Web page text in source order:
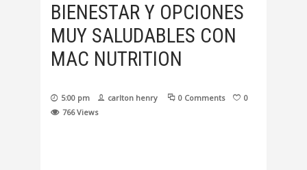
BIENESTAR Y OPCIONES
MUY SALUDABLES CON
MAC NUTRITION
5:00 pm carlton henry 0 Comments
0
766 Views